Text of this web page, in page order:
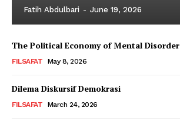
Fatih Abdulbari - June 19, 2026
The Political Economy of Mental Disorder
FILSAFAT May 8, 2026
Dilema Diskursif Demokrasi
FILSAFAT March 24, 2026